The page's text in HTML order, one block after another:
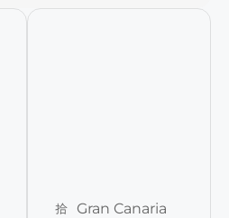
Gran Canaria